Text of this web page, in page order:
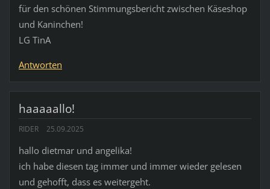
für den schönen Stimmungsbericht zwischen Käseshop
und Kaninchen!
LG TinA
Antworten
haaaaallo!
RIDER 25.09.2025
hallo dietmar und angelika!
ich habe diesen tag immer und immer wieder gelesen
und gehofft, dass es weitergeht.